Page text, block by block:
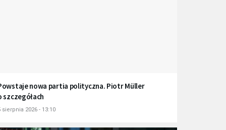
nowa partia polityczna. Piotr Müller
szczegółach
sierpnia 2026 - 13:10